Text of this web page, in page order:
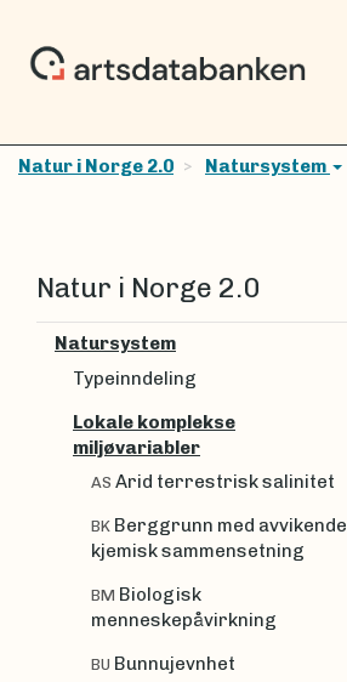
Natur i Norge 2.0 Natursystem
Natur i Norge 2.0
Natursystem
Typeinndeling
Lokale komplekse
miljøvariabler
AS Arid terrestrisk salinitet
BK Berggrunn med avvikende
kjemisk sammensetning
BM Biologisk
menneskepåvirkning
BU Bunnujevnhet